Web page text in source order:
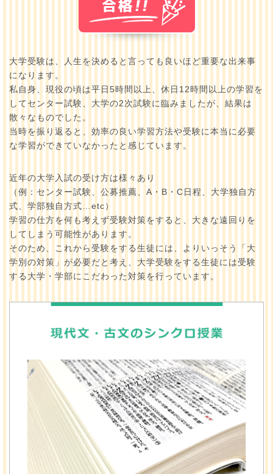
大学受験は、人生を決めると言っても良いほど重要な出来事
になります。
私自身、現役の頃は平日5時間以上、休日12時間以上の学習を
してセンター試験、大学の2次試験に臨みましたが、結果は
散々なものでした。
当時を振り返ると、効率の良い学習方法や受験に本当に必要
な学習ができていなかったと感じています。
近年の大学入試の受け方は様々あり
（例：センター試験、公募推薦、A・B・C日程、大学独自方
式、学部独自方式…etc）
学習の仕方を何も考えず受験対策をすると、大きな遠回りを
してしまう可能性があります。
そのため、これから受験をする生徒には、よりいっそう「大
学別の対策」が必要だと考え、大学受験をする生徒には受験
する大学・学部にこだわった対策を行っています。